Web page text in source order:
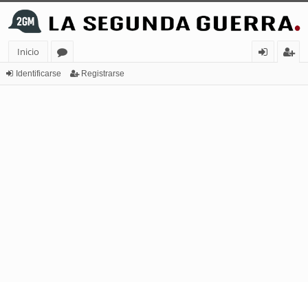
Inicio
or
Identificarse Registrarse